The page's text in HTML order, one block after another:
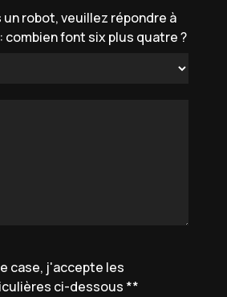
un robot, veuillez répondre à
font six plus quatre ?
case, j'accepte les
ci-dessous **